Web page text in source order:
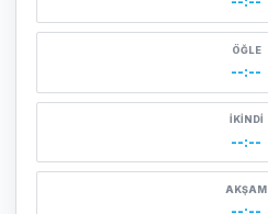
ÖĞLE
--:--
İKINDI
--:--
AKŞAM